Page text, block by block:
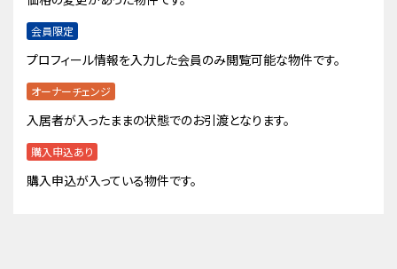
会員限定
プロフィール情報を入力した会員のみ閲覧可能な物件です。
オーナーチェンジ
入居者が入ったままの状態でのお引渡となります。
購入申込あり
購入申込が入っている物件です。